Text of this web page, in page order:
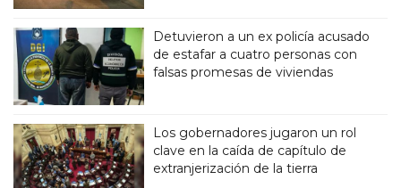
Detuvieron a un ex policía acusado
de estafar a cuatro personas con
falsas promesas de viviendas
Los gobernadores jugaron un rol
clave en la caída de capítulo de
extranjerización de la tierra